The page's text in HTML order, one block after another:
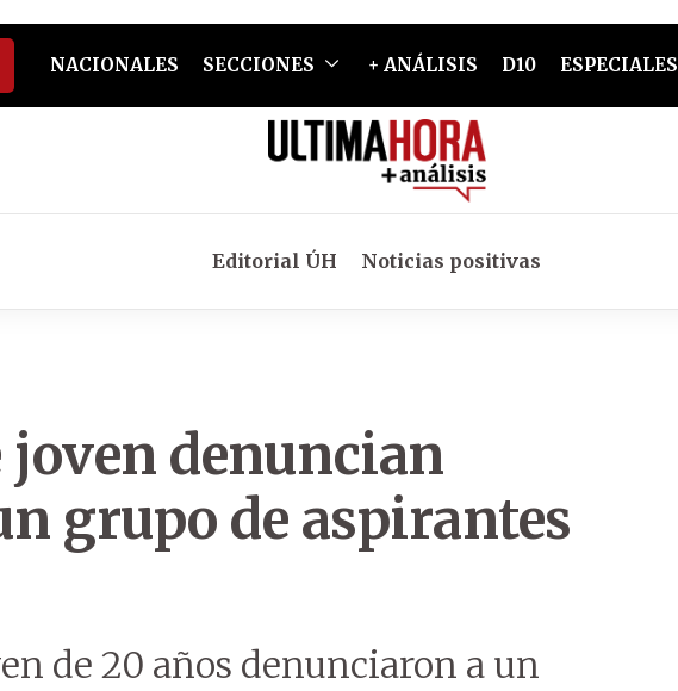
NACIONALES SECCIONES + ANÁLISIS D10 ESPECIALES
Editorial ÚH Noticias positivas
joven denuncian
grupo de aspirantes
de 20 años denunciaron a un